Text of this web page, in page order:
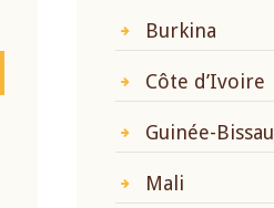
Burkina
Côte d’Ivoire
Guinée-Bissau
Mali